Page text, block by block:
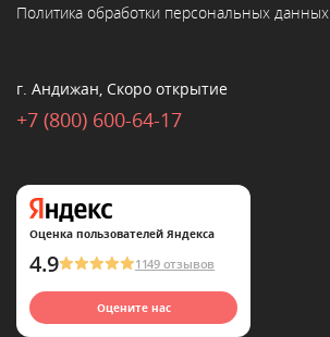
Политика обработки персональных данных
г. Андижан, Скоро открытие
+7 (800) 600-64-17
Оценка пользователей Яндекса
4.9 1149 отзывов
Оцените нас